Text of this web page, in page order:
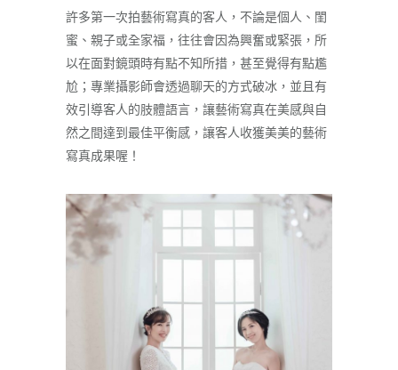
許多第一次拍藝術寫真的客人，不論是個人、閨
蜜、親子或全家福，往往會因為興奮或緊張，所
以在面對鏡頭時有點不知所措，甚至覺得有點尷
尬；專業攝影師會透過聊天的方式破冰，並且有
效引導客人的肢體語言，讓藝術寫真在美感與自
然之間達到最佳平衡感，讓客人收獲美美的藝術
寫真成果喔！